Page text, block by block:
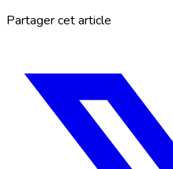
Partager cet article